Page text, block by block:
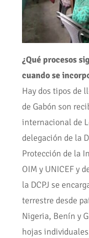
¿Qué procesos
cuando se
Hay dos tipos de
de Gabón son
internacional de
delegación de la
Protección de la
OIM y UNICEF y
la DCPJ se
terrestre desde
Nigeria, Benín y
hojas